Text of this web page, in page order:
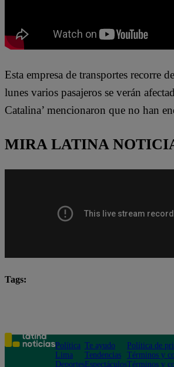
Esta empresa de transportes recorre
lunes varios pasajeros se verán
Catalina’ mencionaron que no han
MIRA LATINA
Tags:
Política
Lima
Deportes
Te ayudo
Tendencias
Espectáculos
Política de
Términos y
Términos y